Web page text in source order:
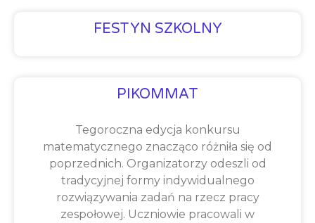
FESTYN SZKOLNY
PIKOMMAT
Tegoroczna edycja konkursu
matematycznego znacząco różniła się od
poprzednich. Organizatorzy odeszli od
tradycyjnej formy indywidualnego
rozwiązywania zadań na rzecz pracy
zespołowej. Uczniowie pracowali w